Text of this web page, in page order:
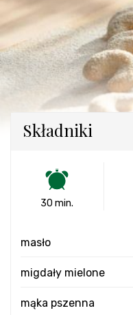
Składniki
30 min.
masło
migdały mielone
mąka pszenna